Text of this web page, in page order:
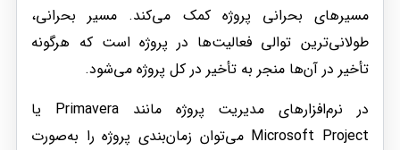
مسیرهای بحرانی پروژه کمک می‌کند. مسیر بحرانی،
طولانی‌ترین توالی فعالیت‌ها در پروژه است که هرگونه
تأخیر در آن‌ها منجر به تأخیر در کل پروژه می‌شود.
در نرم‌افزارهای مدیریت پروژه مانند Primavera یا
Microsoft Project می‌توان زمان‌بندی پروژه را به‌صورت